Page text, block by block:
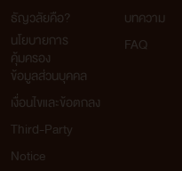
ธัญวลัยคือ?
นโยบายการ
คุ้มครอง
ข้อมูลส่วนบุคคล
เงื่อนไขและข้อตกลง
Third-Party
Notice
บทความ
FAQ